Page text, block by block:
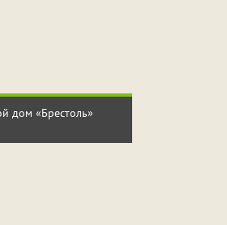
дом «Брестоль»